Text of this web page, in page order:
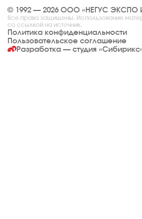
© 1992 — 2026 ООО «НЕГУС ЭКСПО
Все права защищены. Использование
со ссылкой на источник.
Политика конфиденциальности
Пользовательское соглашение
Разработка — студия